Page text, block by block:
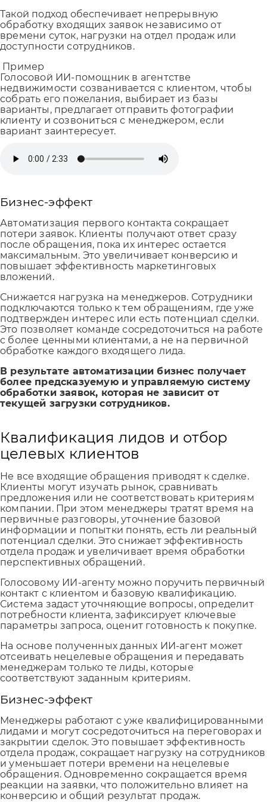
Такой подход обеспечивает непрерывную
обработку входящих заявок независимо от
времени суток, нагрузки на отдел продаж или
доступности сотрудников.
Пример
Голосовой ИИ-помощник в агентстве
недвижимости созванивается с клиентом, чтобы
собрать его пожелания, выбирает из базы
варианты, предлагает отправить фотографии
клиенту и созвониться с менеджером, если
вариант заинтересует.
Бизнес-эффект
Автоматизация первого контакта сокращает
потери заявок. Клиенты получают ответ сразу
после обращения, пока их интерес остается
максимальным. Это увеличивает конверсию и
повышает эффективность маркетинговых
вложений.
Снижается нагрузка на менеджеров. Сотрудники
подключаются только к тем обращениям, где уже
подтвержден интерес или есть потенциал сделки.
Это позволяет команде сосредоточиться на работе
с более ценными клиентами, а не на первичной
обработке каждого входящего лида.
В результате автоматизации бизнес получает
более предсказуемую и управляемую систему
обработки заявок, которая не зависит от
текущей загрузки сотрудников.
Квалификация лидов и отбор
целевых клиентов
Не все входящие обращения приводят к сделке.
Клиенты могут изучать рынок, сравнивать
предложения или не соответствовать критериям
компании. При этом менеджеры тратят время на
первичные разговоры, уточнение базовой
информации и попытки понять, есть ли реальный
потенциал сделки. Это снижает эффективность
отдела продаж и увеличивает время обработки
перспективных обращений.
Голосовому ИИ-агенту можно поручить первичный
контакт с клиентом и базовую квалификацию.
Система задаст уточняющие вопросы, определит
потребности клиента, зафиксирует ключевые
параметры запроса, оценит готовность к покупке.
На основе полученных данных ИИ-агент может
отсеивать нецелевые обращения и передавать
менеджерам только те лиды, которые
соответствуют заданным критериям.
Бизнес-эффект
Менеджеры работают с уже квалифицированными
лидами и могут сосредоточиться на переговорах и
закрытии сделок. Это повышает эффективность
отдела продаж, сокращает нагрузку на сотрудников
и уменьшает потери времени на нецелевые
обращения. Одновременно сокращается время
реакции на заявки, что положительно влияет на
конверсию и общий результат продаж.